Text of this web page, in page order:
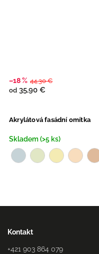
Akrylátová fasádní omítka
Skladem (>5 ks)
–18 % 44,30 €
od 35,90 €
Kontakt
+421 903 864 079